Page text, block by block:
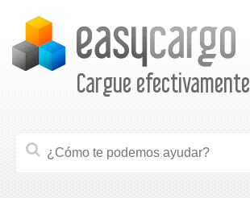
Cargue efectivamente